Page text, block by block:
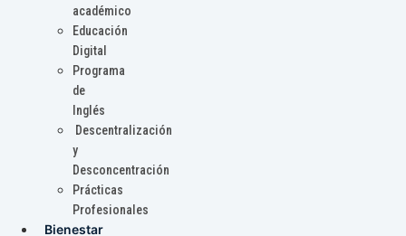
académico
Educación
Digital
Programa
de
Inglés
Descentralización
y
Desconcentración
Prácticas
Profesionales
Bienestar